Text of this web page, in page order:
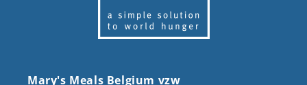
Mary's Meals Belgium vzw